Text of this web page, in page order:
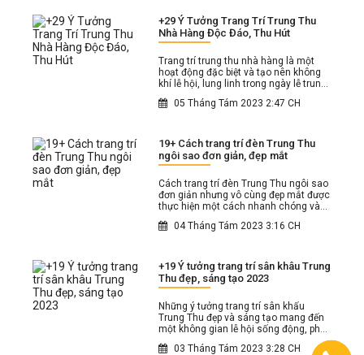
+29 Ý Tưởng Trang Trí Trung Thu
Nhà Hàng Độc Đáo, Thu Hút
Trang trí trung thu nhà hàng là một
hoạt động đặc biệt và tạo nên không
khí lễ hội, lung linh trong ngày lễ trung
thu.
05 Tháng Tám 2023 2:47 CH
19+ Cách trang trí đèn Trung Thu
ngôi sao đơn giản, đẹp mắt
Cách trang trí đèn Trung Thu ngôi sao
đơn giản nhưng vô cùng đẹp mắt được
thực hiện một cách nhanh chóng và
dễ dàng chỉ trong 1 giờ đồng hồ.
04 Tháng Tám 2023 3:16 CH
+19 Ý tưởng trang trí sân khâu Trung
Thu đẹp, sáng tạo 2023
Những ý tưởng trang trí sân khấu
Trung Thu đẹp và sáng tạo mang đến
một không gian lễ hội sống động, phá
cách và đầy màu sắc.
03 Tháng Tám 2023 3:28 CH